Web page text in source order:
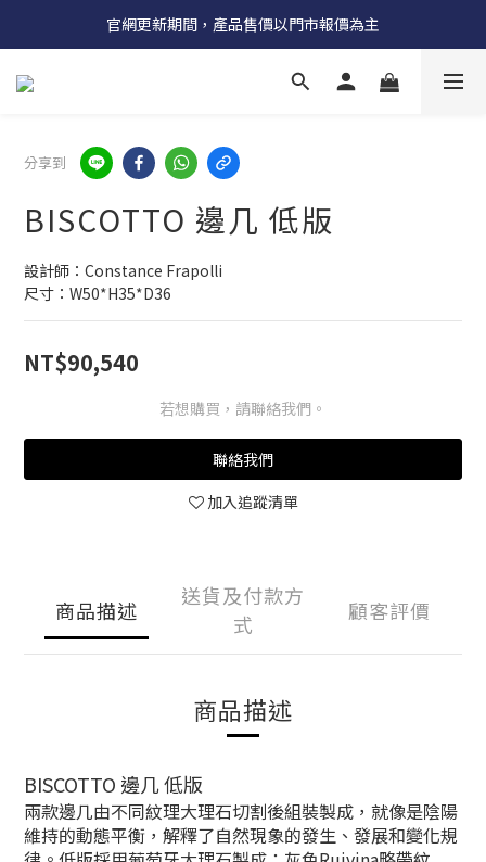
受國際原物料價格上漲，法國自 5/18 起全系列產品調漲 3%
官網更新期間，產品售價以門市報價為主
受國際原物料價格上漲，法國自 5/18 起全系列產品調漲 3%
分享到
BISCOTTO 邊几 低版
設計師：Constance Frapolli
尺寸：W50*H35*D36
NT$90,540
若想購買，請聯絡我們。
聯絡我們
加入追蹤清單
商品描述
送貨及付款方
式
顧客評價
商品描述
BISCOTTO 邊几 低版
兩款邊几由不同紋理大理石切割後組裝製成，就像是陰陽
維持的動態平衡，解釋了自然現象的發生、發展和變化規